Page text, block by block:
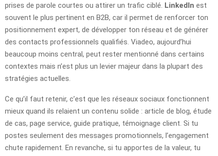
prises de parole courtes ou attirer un trafic ciblé. LinkedIn est
souvent le plus pertinent en B2B, car il permet de renforcer ton
positionnement expert, de développer ton réseau et de générer
des contacts professionnels qualifiés. Viadeo, aujourd’hui
beaucoup moins central, peut rester mentionné dans certains
contextes mais n’est plus un levier majeur dans la plupart des
stratégies actuelles.
Ce qu’il faut retenir, c’est que les réseaux sociaux fonctionnent
mieux quand ils relaient un contenu solide : article de blog, étude
de cas, page service, guide pratique, témoignage client. Si tu
postes seulement des messages promotionnels, l’engagement
chute rapidement. En revanche, si tu apportes de la valeur, tu